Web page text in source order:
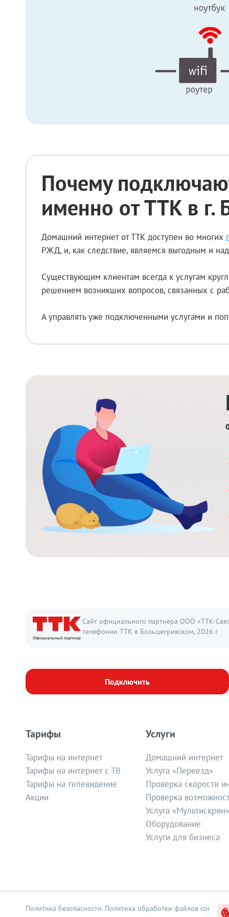
Почему
именно от ТТК в г.
Домашний интернет от ТТК доступен во многих
РЖД, и, как следствие, являемся выгодным и
Существующим клиентам всегда к услугам
решением возникших вопросов, связанных с
А управлять уже подключенными услугами и
Сайт официального партнера ООО «ТТК-
телефонии ТТК в Большегривском, 2026 г
Подключить
Тарифы
Тарифы на интернет
Тарифы на интернет с ТВ
Тарифы на телевидение
Акции
Услуги
Домашний интернет
Услуга «Переезд»
Проверка скорости
Проверка
Услуга
Оборудование
Услуги для бизнеса
Политика безопасности. Политика обработки файлов cookie .